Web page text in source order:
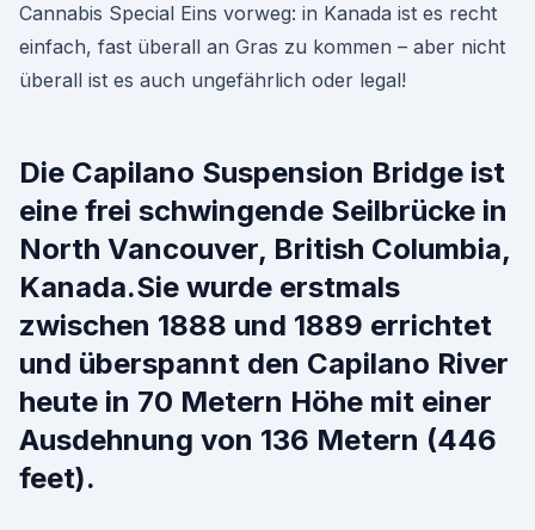
Cannabis Special Eins vorweg: in Kanada ist es recht
einfach, fast überall an Gras zu kommen – aber nicht
überall ist es auch ungefährlich oder legal!
Die Capilano Suspension Bridge ist
eine frei schwingende Seilbrücke in
North Vancouver, British Columbia,
Kanada.Sie wurde erstmals
zwischen 1888 und 1889 errichtet
und überspannt den Capilano River
heute in 70 Metern Höhe mit einer
Ausdehnung von 136 Metern (446
feet).